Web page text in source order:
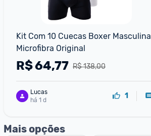
Kit Com 10 Cuecas Boxer Masculina
Microfibra Original
R$ 138,00
R$64,77
Lucas
há 1 d
1
Mais opções